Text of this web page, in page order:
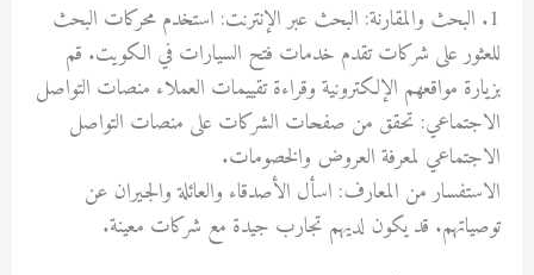
1. البحث والمقارنة: البحث عبر الإنترنت: استخدم محركات البحث
للعثور على شركات تقدم خدمات فتح السيارات في الكويت. قم
بزيارة مواقعهم الإلكترونية وقراءة تقييمات العملاء منصات التواصل
الاجتماعي: تحقق من صفحات الشركات على منصات التواصل
الاجتماعي لمعرفة العروض والخصومات.
الاستفسار من المعارف: اسأل الأصدقاء والعائلة والجيران عن
توصياتهم. قد يكون لديهم تجارب جيدة مع شركات معينة.